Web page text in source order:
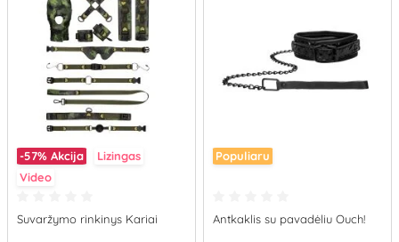
-57% Akcija
Lizingas
Video
Suvaržymo rinkinys Kariai
Populiaru
Antkaklis su pavadėliu Ouch!